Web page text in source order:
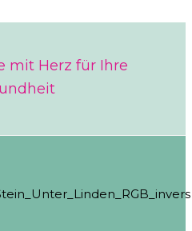
mit Herz für Ihre